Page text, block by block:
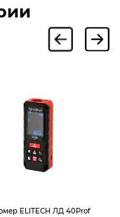
ELITECH ЛД 40Prof